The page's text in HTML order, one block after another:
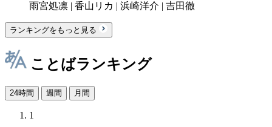
雨宮処凛 | 香山リカ | 浜崎洋介 | 吉田徹
ランキングをもっと見る
ことばランキング
24時間 週間 月間
1